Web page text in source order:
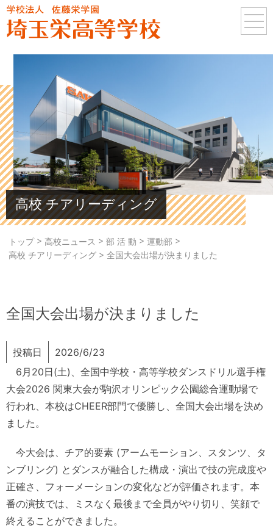
高校 チアリーディング
トップ> 高校ニュース > 部 活 動 > 運動部 >
高校 チアリーディング > 全国大会出場が決まりました
全国大会出場が決まりました
投稿日
2026/6/23
6月20日(土)、全国中学校・高等学校ダンスドリル選手権
大会2026 関東大会が駒沢オリンピック公園総合運動場で
行われ、本校はCHEER部門で優勝し、全国大会出場を決め
ました。
今大会は、チア的要素 (アームモーション、スタンツ、タ
ンブリング) とダンスが融合した構成・演出で技の完成度や
正確さ、フォーメーションの変化などが評価されます。本
番の演技では、ミスなく最後まで全員がやり切り、笑顔で
終えることができました。